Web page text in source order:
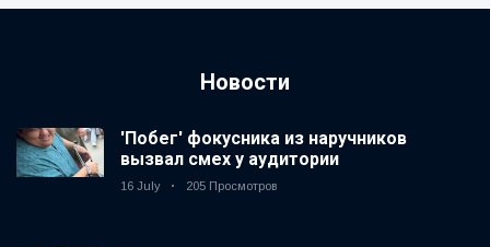
Новости
'Побег' фокусника из наручников
вызвал смех у аудитории
16 July 205 Просмотров